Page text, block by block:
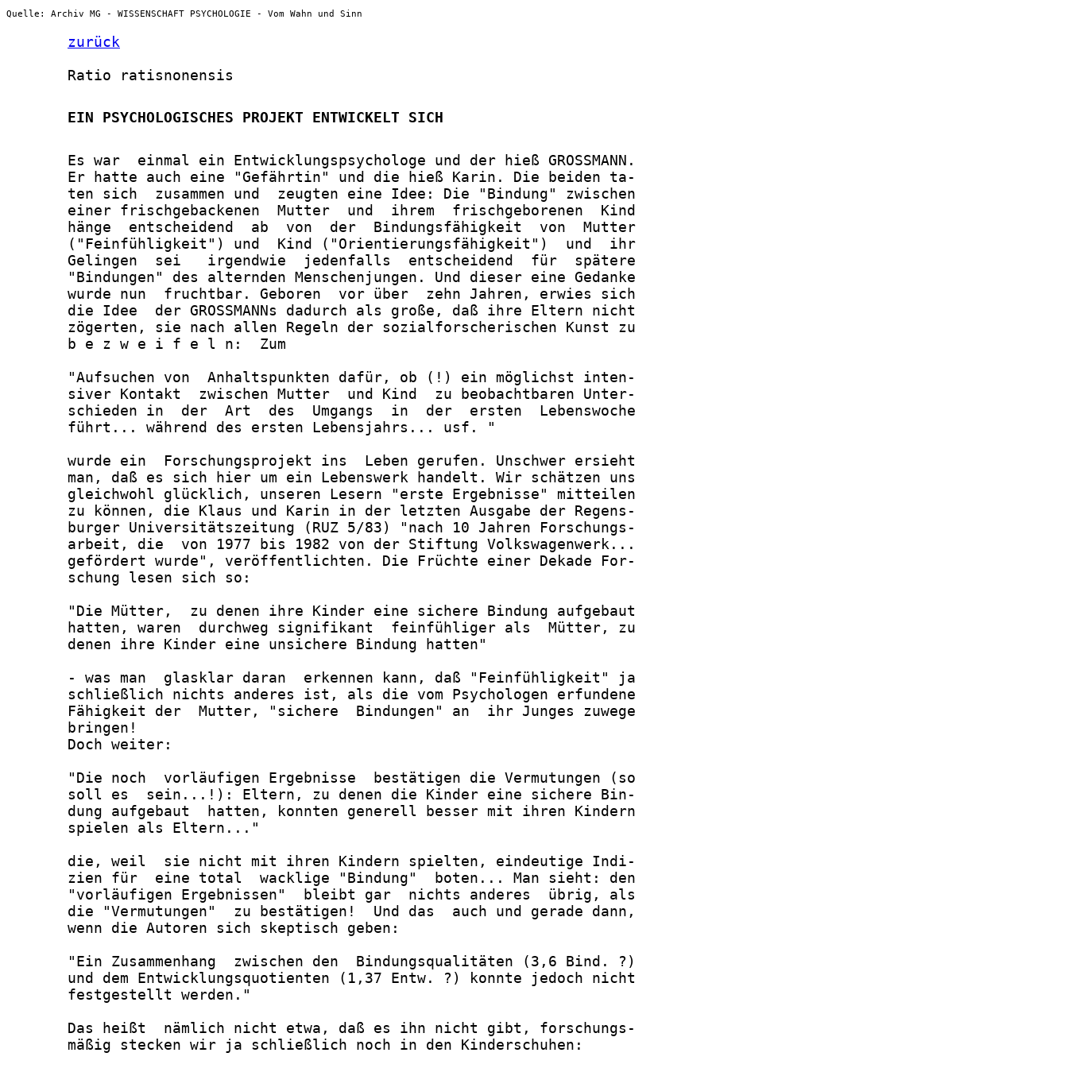
Quelle: Archiv MG - WISSENSCHAFT PSYCHOLOGIE - Vom Wahn und Sinn
zurück
       Ratio ratisnonensis
       EIN PSYCHOLOGISCHES PROJEKT ENTWICKELT SICH
       Es war  einmal ein Entwicklungspsychologe und der hieß GROSSMANN.
       Er hatte auch eine "Gefährtin" und die hieß Karin. Die beiden ta-
       ten sich  zusammen und  zeugten eine Idee: Die "Bindung" zwischen
       einer frischgebackenen  Mutter  und  ihrem  frischgeborenen  Kind
       hänge  entscheidend  ab  von  der  Bindungsfähigkeit  von  Mutter
       ("Feinfühligkeit") und  Kind ("Orientierungsfähigkeit")  und  ihr
       Gelingen  sei   irgendwie  jedenfalls  entscheidend  für  spätere
       "Bindungen" des alternden Menschenjungen. Und dieser eine Gedanke
       wurde nun  fruchtbar. Geboren  vor über  zehn Jahren, erwies sich
       die Idee  der GROSSMANNs dadurch als große, daß ihre Eltern nicht
       zögerten, sie nach allen Regeln der sozialforscherischen Kunst zu
       b e z w e i f e l n:  Zum
       "Aufsuchen von  Anhaltspunkten dafür, ob (!) ein möglichst inten-
       siver Kontakt  zwischen Mutter  und Kind  zu beobachtbaren Unter-
       schieden in  der  Art  des  Umgangs  in  der  ersten  Lebenswoche
       führt... während des ersten Lebensjahrs... usf. "
       wurde ein  Forschungsprojekt ins  Leben gerufen. Unschwer ersieht
       man, daß es sich hier um ein Lebenswerk handelt. Wir schätzen uns
       gleichwohl glücklich, unseren Lesern "erste Ergebnisse" mitteilen
       zu können, die Klaus und Karin in der letzten Ausgabe der Regens-
       burger Universitätszeitung (RUZ 5/83) "nach 10 Jahren Forschungs-
       arbeit, die  von 1977 bis 1982 von der Stiftung Volkswagenwerk...
       gefördert wurde", veröffentlichten. Die Früchte einer Dekade For-
       schung lesen sich so:
       "Die Mütter,  zu denen ihre Kinder eine sichere Bindung aufgebaut
       hatten, waren  durchweg signifikant  feinfühliger als  Mütter, zu
       denen ihre Kinder eine unsichere Bindung hatten"
       - was man  glasklar daran  erkennen kann, daß "Feinfühligkeit" ja
       schließlich nichts anderes ist, als die vom Psychologen erfundene
       Fähigkeit der  Mutter, "sichere  Bindungen" an  ihr Junges zuwege
       bringen!
       Doch weiter:
       "Die noch  vorläufigen Ergebnisse  bestätigen die Vermutungen (so
       soll es  sein...!): Eltern, zu denen die Kinder eine sichere Bin-
       dung aufgebaut  hatten, konnten generell besser mit ihren Kindern
       spielen als Eltern..."
       die, weil  sie nicht mit ihren Kindern spielten, eindeutige Indi-
       zien für  eine total  wacklige "Bindung"  boten... Man sieht: den
       "vorläufigen Ergebnissen"  bleibt gar  nichts anderes  übrig, als
       die "Vermutungen"  zu bestätigen!  Und das  auch und gerade dann,
       wenn die Autoren sich skeptisch geben:
       "Ein Zusammenhang  zwischen den  Bindungsqualitäten (3,6 Bind. ?)
       und dem Entwicklungsquotienten (1,37 Entw. ?) konnte jedoch nicht
       festgestellt werden."
       Das heißt  nämlich nicht etwa, daß es ihn nicht gibt, forschungs-
       mäßig stecken wir ja schließlich noch in den Kinderschuhen: